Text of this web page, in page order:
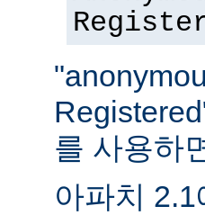
를 사용하
아파치